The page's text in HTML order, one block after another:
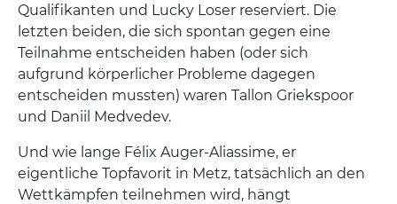
Qualifikanten und Lucky Loser reserviert. Die
letzten beiden, die sich spontan gegen eine
Teilnahme entscheiden haben (oder sich
aufgrund körperlicher Probleme dagegen
entscheiden mussten) waren Tallon Griekspoor
und Daniil Medvedev.
Und wie lange Félix Auger-Aliassime, er
eigentliche Topfavorit in Metz, tatsächlich an den
Wettkämpfen teilnehmen wird, hängt